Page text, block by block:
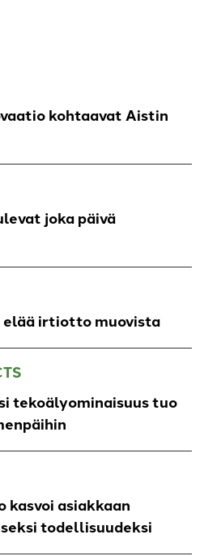
kohtaavat Aistin
joka päivä
irtiotto muovista
tekoälyominaisuus tuo
asiakkaan
todellisuudeksi